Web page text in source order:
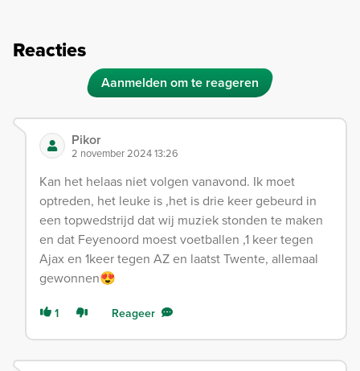
Reacties
Aanmelden om te reageren
Pikor
2 november 2024 13:26
Kan het helaas niet volgen vanavond. Ik moet
optreden, het leuke is ,het is drie keer gebeurd in
een topwedstrijd dat wij muziek stonden te maken
en dat Feyenoord moest voetballen ,1 keer tegen
Ajax en 1keer tegen AZ en laatst Twente, allemaal
gewonnen😍
1 Reageer